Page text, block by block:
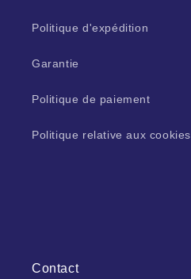
Politique d'expédition
Garantie
Politique de paiement
Politique relative aux cookies
Contact